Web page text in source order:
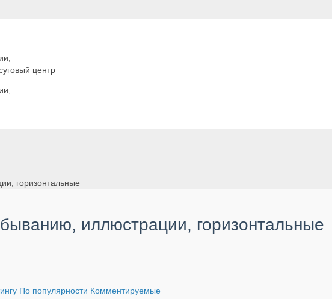
центр
горизонтальные
иллюстрации, горизонтальные
По популярности Комментируемые